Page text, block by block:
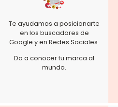
Te ayudamos a posicionarte
en los buscadores de
Google y en Redes Sociales.
Da a conocer tu marca al
mundo.